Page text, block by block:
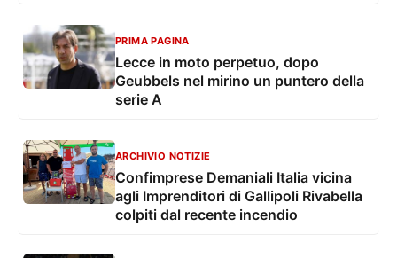
PRIMA PAGINA
Lecce in moto perpetuo, dopo
Geubbels nel mirino un puntero della
serie A
ARCHIVIO NOTIZIE
Confimprese Demaniali Italia vicina
agli Imprenditori di Gallipoli Rivabella
colpiti dal recente incendio